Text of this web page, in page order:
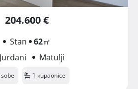
204.600 €
Stan 62㎡
Matulji
1 kupaonice